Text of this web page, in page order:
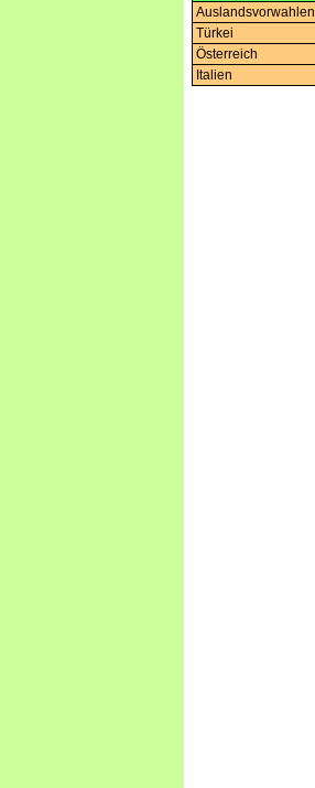
Auslandsvorwahlen
Türkei
Österreich
Italien